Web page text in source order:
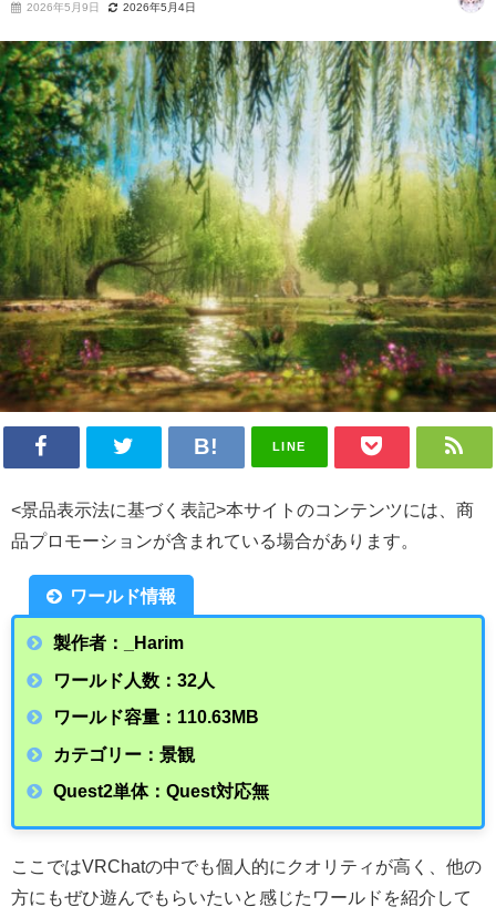
2026年5月9日 2026年5月4日
LINE
<景品表示法に基づく表記>本サイトのコンテンツには、商
品プロモーションが含まれている場合があります。
ワールド情報
製作者：_Harim
ワールド人数：32人
ワールド容量：110.63MB
カテゴリー：景観
Quest2単体：Quest対応無
ここではVRChatの中でも個人的にクオリティが高く、他の
方にもぜひ遊んでもらいたいと感じたワールドを紹介して